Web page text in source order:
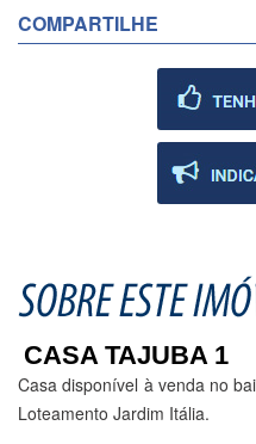
COMPARTILHE
CASA TAJUBA 1
Casa disponível à venda no
Loteamento Jardim Itália.